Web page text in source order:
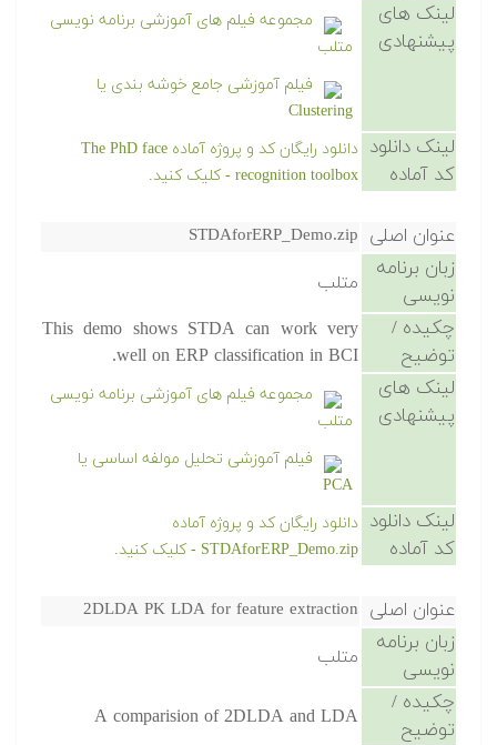
لینک های
پیشنهادی
مجموعه فیلم های آموزشی برنامه نویسی
متلب
فیلم آموزشی جامع خوشه بندی یا
Clustering
لینک دانلود
کد آماده
دانلود رایگان کد و پروژه آماده The PhD face
recognition toolbox - کلیک کنید.
عنوان اصلی STDAforERP_Demo.zip
زبان برنامه
نویسی
متلب
چکیده /
توضیح
This demo shows STDA can work very
well on ERP classification in BCI.
لینک های
پیشنهادی
مجموعه فیلم های آموزشی برنامه نویسی
متلب
فیلم آموزشی تحلیل مولفه اساسی یا
PCA
لینک دانلود
کد آماده
دانلود رایگان کد و پروژه آماده
STDAforERP_Demo.zip - کلیک کنید.
عنوان اصلی 2DLDA PK LDA for feature extraction
زبان برنامه
نویسی
متلب
چکیده /
توضیح
A comparision of 2DLDA and LDA